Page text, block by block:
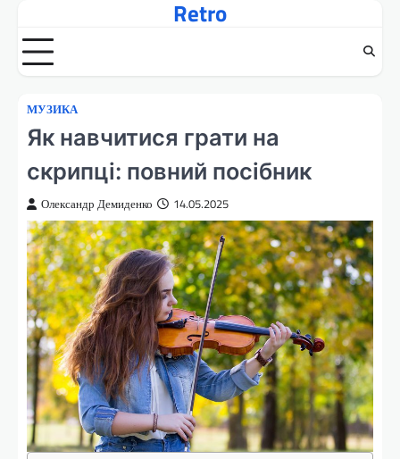
вмісту
Retro
МУЗИКА
Як навчитися грати на
скрипці: повний посібник
Олександр Демиденко 14.05.2025